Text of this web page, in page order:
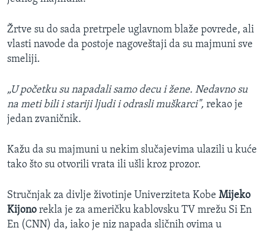
Žrtve su do sada pretrpele uglavnom blaže povrede, ali
vlasti navode da postoje nagoveštaji da su majmuni sve
smeliji.
„U početku su napadali samo decu i žene. Nedavno su
na meti bili i stariji ljudi i odrasli muškarci", rekao je
jedan zvaničnik.
Kažu da su majmuni u nekim slučajevima ulazili u kuće
tako što su otvorili vrata ili ušli kroz prozor.
Stručnjak za divlje životinje Univerziteta Kobe Mijeko
Kijono rekla je za američku kablovsku TV mrežu Si En
En (CNN) da, iako je niz napada sličnih ovima u